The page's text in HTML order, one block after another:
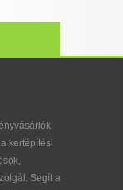
kertépítési
Segít a